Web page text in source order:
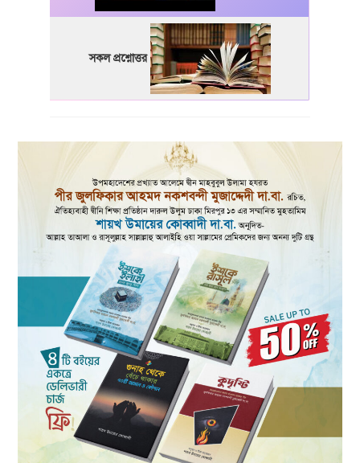
সকল প্রশ্নোত্তর